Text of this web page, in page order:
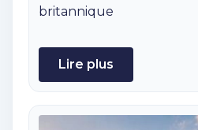
britannique
Lire plus